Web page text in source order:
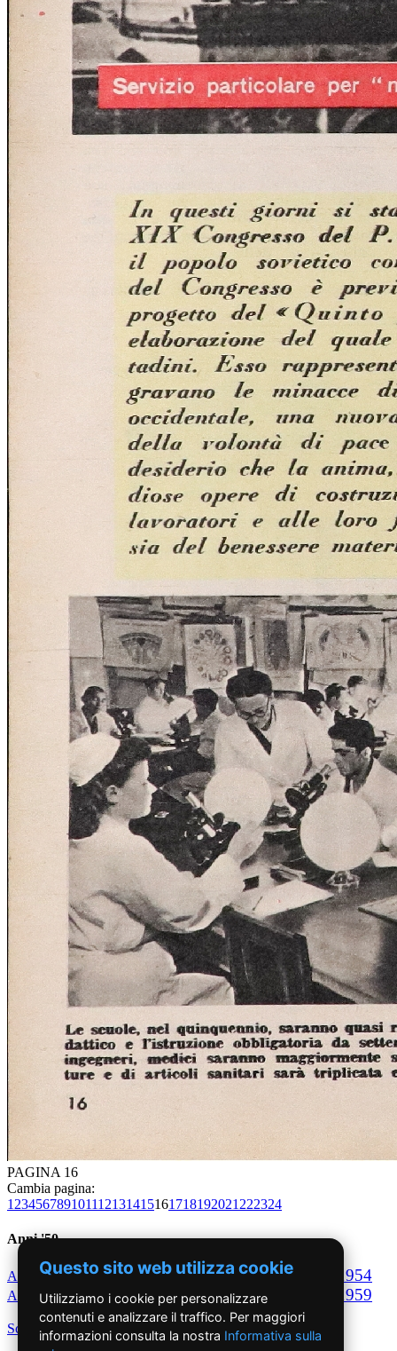
PAGINA 16
Cambia pagina:
1 23456789101112131415161718192021 222324
Anni '50
Anno1950Anno1951 Anno1952 Anno1953 1954
Anno 1955Anno1956 Anno1957Anno1958 1959
Scegli per decennio
Questo sito web utilizza cookie
Utilizziamo i cookie per personalizzare
contenuti e analizzare il traffico. Per maggiori
informazioni consulta la nostra Informativa sulla